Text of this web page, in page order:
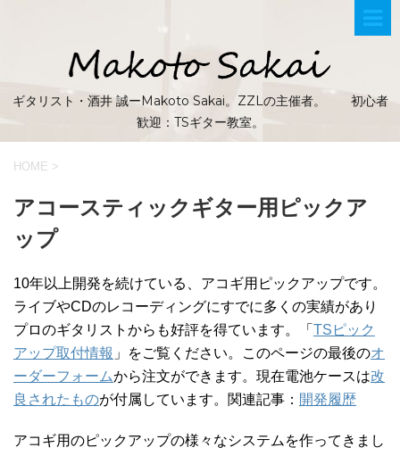
ギタリスト・酒井 誠ーMakoto Sakai。ZZLの主催者。 初心者
歓迎：TSギター教室。
HOME >
アコースティックギター用ピックア
ップ
10年以上開発を続けている、アコギ用ピックアップです。
ライブやCDのレコーディングにすでに多くの実績があり
プロのギタリストからも好評を得ています。「 TSピック
アップ取付情報 」をご覧ください。このページの最後のオ
ーダーフォームから注文ができます。現在電池ケースは改
良されたものが付属しています。関連記事： 開発履歴
アコギ用のピックアップの様々なシステムを作ってきまし